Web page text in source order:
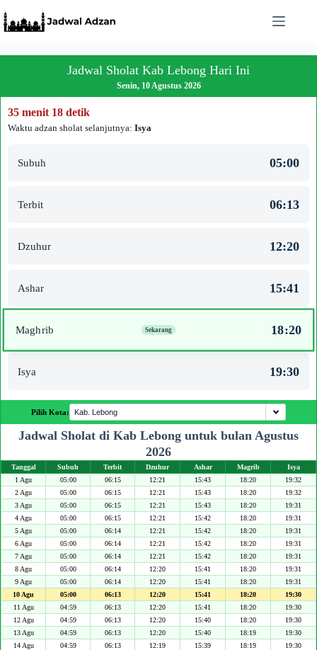
to
content
Jadwal Sholat Kab Lebong Hari Ini
Senin, 10 Agustus 2026
35 menit 18 detik
Waktu adzan sholat selanjutnya: Isya
Subuh 05:00
Terbit 06:13
Dzuhur 12:20
Ashar 15:41
Maghrib 18:20
Isya 19:30
Pilih Kota:
Jadwal Sholat di Kab Lebong untuk bulan Agustus
2026
Tanggal Subuh Terbit Dzuhur Ashar Magrib
Isya
1 Agu
05:00 06:15 12:21 15:43 18:20
19:32
2 Agu
05:00 06:15 12:21 15:43 18:20
19:32
3 Agu
05:00 06:15 12:21 15:43 18:20
19:31
4 Agu
05:00 06:15 12:21 15:42 18:20
19:31
5 Agu
05:00 06:14 12:21 15:42 18:20
19:31
6 Agu
05:00 06:14 12:21 15:42 18:20
19:31
7 Agu
05:00 06:14 12:21 15:42 18:20
19:31
8 Agu
05:00 06:14 12:20 15:41 18:20
19:31
9 Agu
05:00 06:14 12:20 15:41 18:20
19:31
10 Agu
05:00 06:13 12:20 15:41 18:20
19:30
11 Agu
04:59 06:13 12:20 15:41 18:20
19:30
12 Agu
04:59 06:13 12:20 15:40 18:20
19:30
13 Agu
04:59 06:13 12:20 15:40 18:19
19:30
14 Agu
04:59 06:13 12:19 15:39 18:19
19:30